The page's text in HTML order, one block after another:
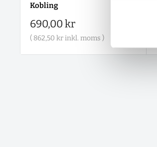
Kobling
Salgspris
690,00 kr
( 862,50 krinkl. moms )